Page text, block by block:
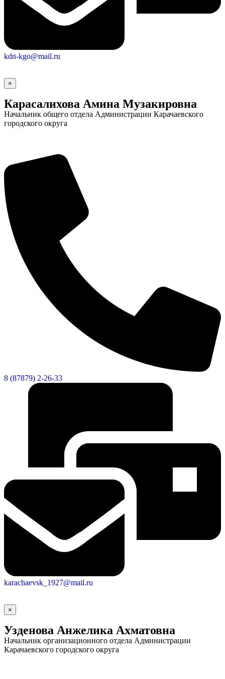
Городская Среда
kdn-kgo@mail.ru
×
Карасалихова Амина Музакировна
Начальник общего отдела Администрации Карачаевского
городского округа
8 (87879) 2-26-33
karachaevsk_1927@mail.ru
×
Узденова Анжелика Ахматовна
Начальник организационного отдела Администрации
Карачаевского городского округа